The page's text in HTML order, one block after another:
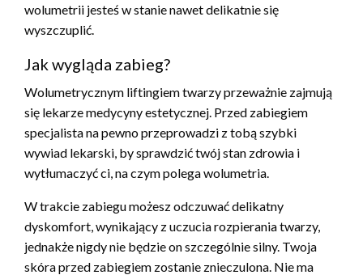
wolumetrii jesteś w stanie nawet delikatnie się
wyszczuplić.
Jak wygląda zabieg?
Wolumetrycznym liftingiem twarzy przeważnie zajmują
się lekarze medycyny estetycznej. Przed zabiegiem
specjalista na pewno przeprowadzi z tobą szybki
wywiad lekarski, by sprawdzić twój stan zdrowia i
wytłumaczyć ci, na czym polega wolumetria.
W trakcie zabiegu możesz odczuwać delikatny
dyskomfort, wynikający z uczucia rozpierania twarzy,
jednakże nigdy nie będzie on szczególnie silny. Twoja
skóra przed zabiegiem zostanie znieczulona. Nie ma